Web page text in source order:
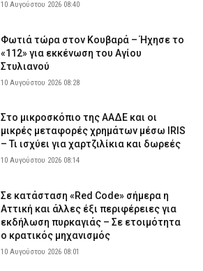
10 Αυγούστου 2026 08:40
Φωτιά τώρα στον Κουβαρά – Ήχησε το
«112» για εκκένωση του Αγίου
Στυλιανού
10 Αυγούστου 2026 08:28
Στο μικροσκόπιο της ΑΑΔΕ και οι
μικρές μεταφορές χρημάτων μέσω IRIS
– Τι ισχύει για χαρτζιλίκια και δωρεές
10 Αυγούστου 2026 08:14
Σε κατάσταση «Red Code» σήμερα η
Αττική και άλλες έξι περιφέρειες για
εκδήλωση πυρκαγιάς – Σε ετοιμότητα
ο κρατικός μηχανισμός
10 Αυγούστου 2026 08:01